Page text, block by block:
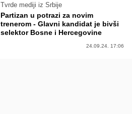
Tvrde mediji iz Srbije
Partizan u potrazi za novim
trenerom - Glavni kandidat je bivši
selektor Bosne i Hercegovine
24.09.24. 17:06